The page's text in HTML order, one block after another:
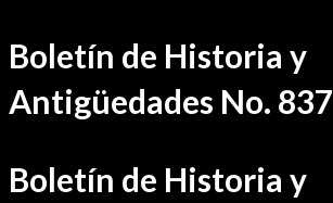
Ir
al
contenido
Boletín de Historia y
Antigüedades No. 837
Boletín de Historia y